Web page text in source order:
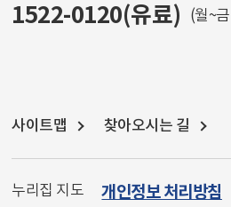
1522-0120(유료) (월~
사이트맵 찾아오시는 길
누리집 지도 개인정보 처리방침